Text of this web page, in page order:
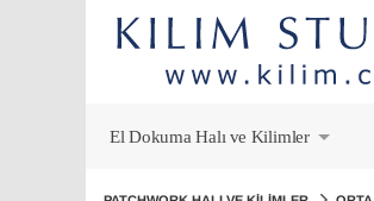
El Dokuma Halı ve Kilimler